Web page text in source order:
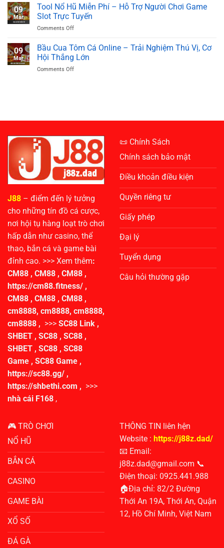
Chuẩn,
Thắng
Khám
Phá
Chi
Nhà
Cái
Hũ
Tặng
Tiền
J88
Tiền
Tặng
09
Mar
Tool Nổ Hũ Miễn Phí – Hỗ Trợ Người Chơi Game
Slot Trực Tuyến
Comments Offon
Nổ
Hũ
Miễn
Phí
Game
Trực
Tuyến
09
Mar
Bầu Cua Tôm Cá Online – Trải Nghiệm Thú Vị, Cơ
Hội Thắng Lớn
Comments Offon
–
Nghiệm
Thú
Vị,
Cơ
Hội
Thắng
J88 – điểm đến lý tưởng
cho những tín đồ cá cược,
nơi hội tụ hàng loạt trò chơi
hấp dẫn như casino, thể
thao, bắn cá và game bài
đỉnh cao. >>> Xem thêm:
CM88 , CM88 , CM88 ,
https://cm88.fitness/ ,
CM88 , CM88 , CM88 ,
cm8888, cm8888, cm8888,
cm8888 , >>> SC88 Link ,
SHBET , SC88 , SC88 ,
SHBET , SC88 , SC88
Game , SC88 Game ,
https://sc88.gg/ ,
https://shbethi.com , >>>
nhà cái F168 ,
📜 Chính Sách
Chính sách bảo mật
Điều khoản điều kiện
Quyền riêng tư
Giấy phép
Đại lý
Tuyển dụng
Câu hỏi thường gặp
🎮 TRÒ CHƠI
NỔ HŨ
BẮN CÁ
CASINO
GAME BÀI
XỔ SỐ
ĐÁ GÀ
THÔNG TIN liên hện
Website : https://j88z.dad/
📧 Email:
j88z.dad@gmail.com 📞
Điện thoại: 0925.441.988
🏠Địa chỉ: 82/2 Đường
Thới An 19A, Thới An, Quận
12, Hồ Chí Minh, Việt Nam